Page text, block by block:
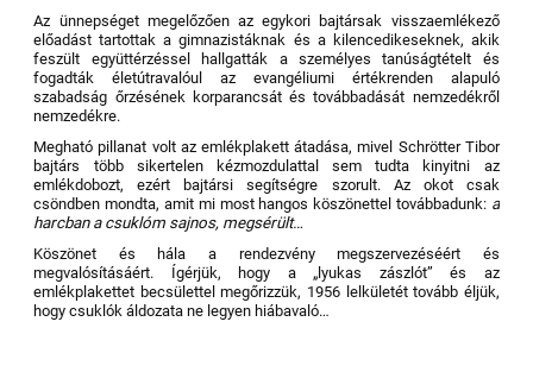
Az ünnepséget megelőzően az egykori bajtársak visszaemlékező
előadást tartottak a gimnazistáknak és a kilencedikeseknek, akik
feszült együttérzéssel hallgatták a személyes tanúságtételt és
fogadták életútravalóul az evangéliumi értékrenden alapuló
szabadság őrzésének korparancsát és továbbadását nemzedékről
nemzedékre.
Megható pillanat volt az emlékplakett átadása, mivel Schrötter Tibor
bajtárs több sikertelen kézmozdulattal sem tudta kinyitni az
emlékdobozt, ezért bajtársi segítségre szorult. Az okot csak
csöndben mondta, amit mi most hangos köszönettel továbbadunk: a
harcban a csuklóm sajnos, megsérült…
Köszönet és hála a rendezvény megszervezéséért és
megvalósításáért. Ígérjük, hogy a „lyukas zászlót” és az
emlékplakettet becsülettel megőrizzük, 1956 lelkületét tovább éljük,
hogy csuklók áldozata ne legyen hiábavaló…